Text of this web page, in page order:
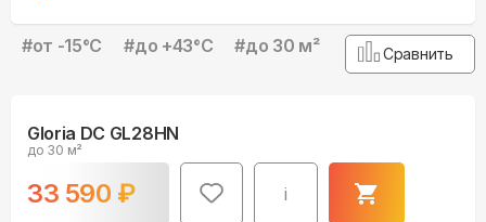
#от -15°С #до +43°С #до 30 м² Сравнить
Gloria DC GL28HN
до 30 м²
33 590 ₽ i